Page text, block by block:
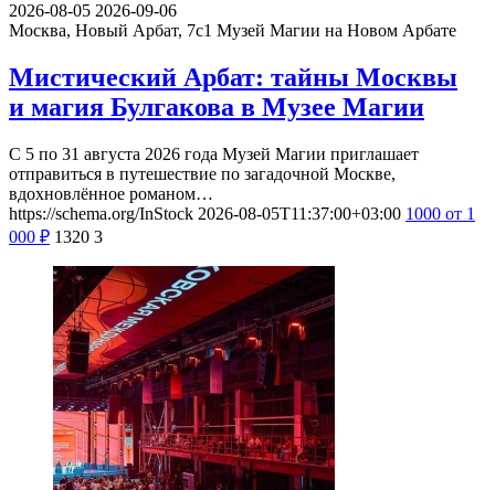
2026-08-05 2026-09-06
Москва, Новый Арбат, 7с1 Музей Магии на Новом Арбате
Мистический Арбат: тайны Москвы
и магия Булгакова в Музее Магии
С 5 по 31 августа 2026 года Музей Магии приглашает
отправиться в путешествие по загадочной Москве,
вдохновлённое романом…
https://schema.org/InStock 2026-08-05T11:37:00+03:00 1000 от 1
000 ₽ 1320 3